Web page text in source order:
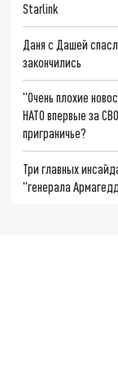
Starlink
Даня с Дашей
закончились
"Очень плохие
НАТО впервые за
приграничье?
Три главных
"генерала